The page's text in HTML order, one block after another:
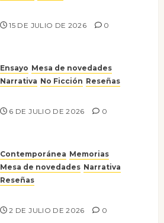
15 DE JULIO DE 2026 0
Ensayo Mesa de novedades
Narrativa No Ficción Reseñas
6 DE JULIO DE 2026 0
Contemporánea Memorias
Mesa de novedades Narrativa
Reseñas
2 DE JULIO DE 2026 0